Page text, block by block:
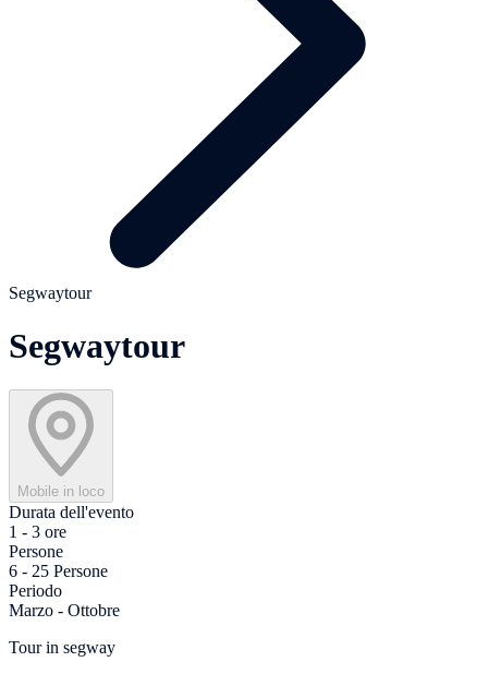
Segwaytour
Segwaytour
Mobile in loco
Durata dell'evento
1 - 3 ore
Persone
6 - 25 Persone
Periodo
Marzo - Ottobre
Tour in segway